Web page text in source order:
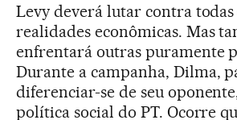
Levy deverá lutar contra todas
realidades econômicas. Mas
enfrentará outras puramente
Durante a campanha, Dilma,
diferenciar-se de seu
política social do PT. Ocorre